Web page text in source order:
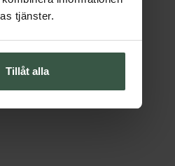
tjänster.
Tillåt alla